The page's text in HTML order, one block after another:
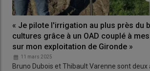
« Je pilote l'irrigation au plus près du
cultures grâce à un OAD couplé à
sur mon exploitation de Gironde »
11 mars 2025
Bruno Dubois et Thibault Varenne sont deux